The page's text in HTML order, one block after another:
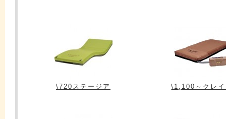
\720ステージア \1,100～クレ